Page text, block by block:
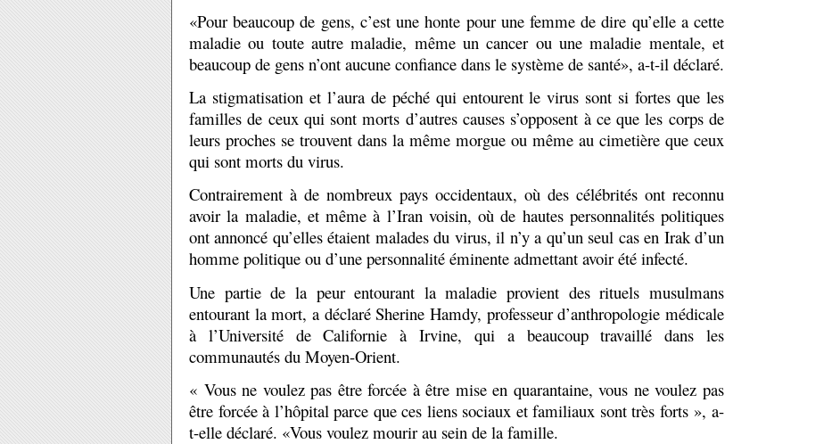
«Pour beaucoup de gens, c’est une honte pour une femme de dire qu’elle a cette
maladie ou toute autre maladie, même un cancer ou une maladie mentale, et
beaucoup de gens n’ont aucune confiance dans le système de santé», a-t-il déclaré.
La stigmatisation et l’aura de péché qui entourent le virus sont si fortes que les
familles de ceux qui sont morts d’autres causes s’opposent à ce que les corps de
leurs proches se trouvent dans la même morgue ou même au cimetière que ceux
qui sont morts du virus.
Contrairement à de nombreux pays occidentaux, où des célébrités ont reconnu
avoir la maladie, et même à l’Iran voisin, où de hautes personnalités politiques
ont annoncé qu’elles étaient malades du virus, il n’y a qu’un seul cas en Irak d’un
homme politique ou d’une personnalité éminente admettant avoir été infecté.
Une partie de la peur entourant la maladie provient des rituels musulmans
entourant la mort, a déclaré Sherine Hamdy, professeur d’anthropologie médicale
à l’Université de Californie à Irvine, qui a beaucoup travaillé dans les
communautés du Moyen-Orient.
« Vous ne voulez pas être forcée à être mise en quarantaine, vous ne voulez pas
être forcée à l’hôpital parce que ces liens sociaux et familiaux sont très forts », a-
t-elle déclaré. «Vous voulez mourir au sein de la famille.